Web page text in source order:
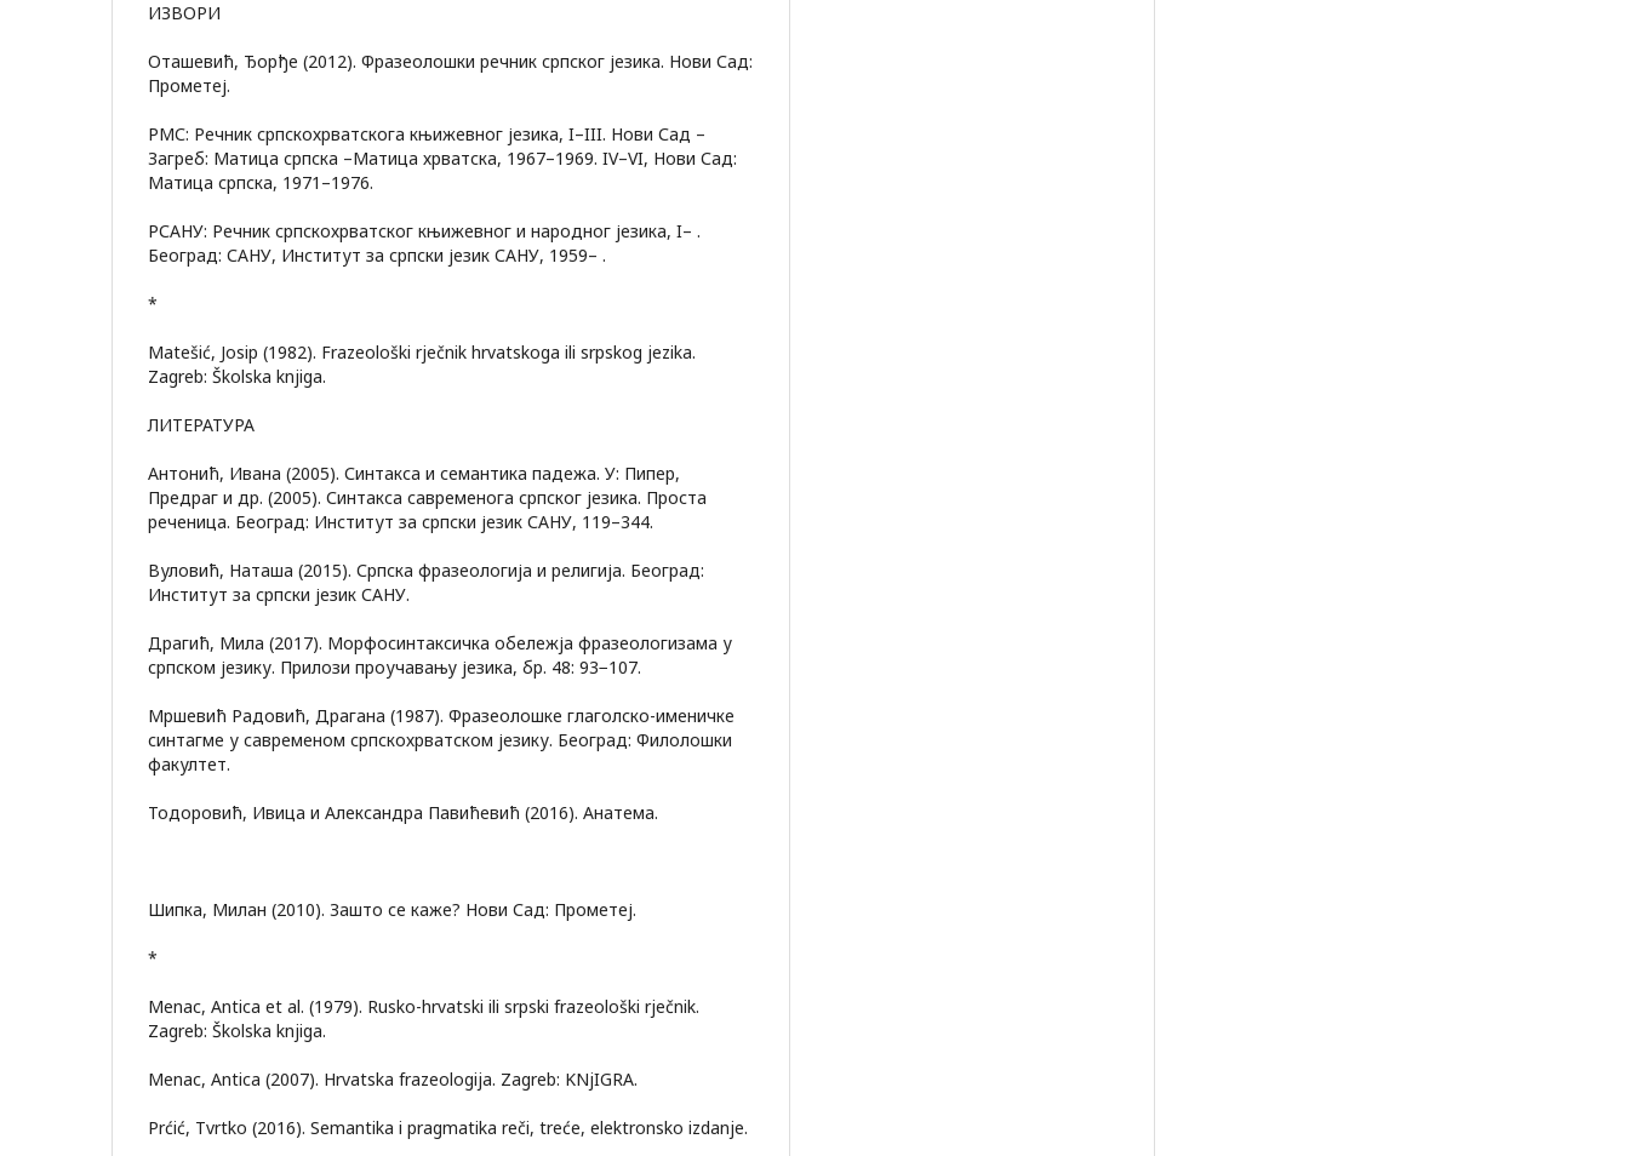
ИЗВОРИ
Оташевић, Ђорђе (2012). Фразеолошки речник српског језика. Нови Сад:
Прометеј.
РМС: Речник српскохрватскога књижевног језика, I–III. Нови Сад –
Загреб: Матица српска –Матица хрватска, 1967–1969. IV–VI, Нови Сад:
Матица српска, 1971–1976.
РСАНУ: Речник српскохрватског књижевног и народног језика, I– .
Београд: САНУ, Институт за српски језик САНУ, 1959– .
*
Matešić, Josip (1982). Frazeološki rječnik hrvatskoga ili srpskog jezika.
Zagreb: Školska knjiga.
ЛИТЕРАТУРА
Антонић, Ивана (2005). Синтакса и семантика падежа. У: Пипер,
Предраг и др. (2005). Синтакса савременога српског језика. Проста
реченица. Београд: Институт за српски језик САНУ, 119–344.
Вуловић, Наташа (2015). Српска фразеологија и религија. Београд:
Институт за српски језик САНУ.
Драгић, Мила (2017). Морфосинтаксичка обележја фразеологизама у
српском језику. Прилози проучавању језика, бр. 48: 93−107.
Мршевић Радовић, Драгана (1987). Фразеолошке глаголско-именичке
синтагме у савременом српскохрватском језику. Београд: Филолошки
факултет.
Тодоровић, Ивица и Александра Павићевић (2016). Анатема.
Шипка, Милан (2010). Зашто се каже? Нови Сад: Прометеј.
*
Menac, Antica et al. (1979). Rusko-hrvatski ili srpski frazeološki rječnik.
Zagreb: Školska knjiga.
Menac, Antica (2007). Hrvatska frazeologija. Zagreb: KNjIGRA.
Prćić, Tvrtko (2016). Semantika i pragmatika reči, treće, elektronsko izdanje.